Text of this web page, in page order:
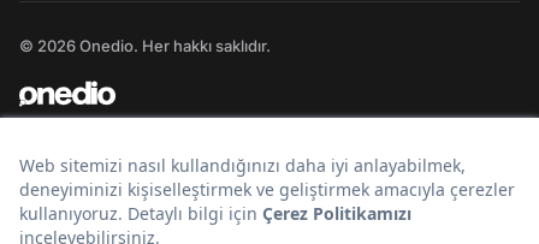
© 2026 Onedio. Her hakkı saklıdır.
Bir markasıdır.